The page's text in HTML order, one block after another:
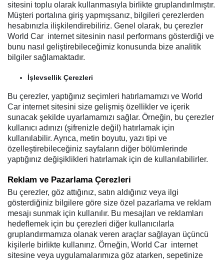
sitesini toplu olarak kullanmasıyla birlikte gruplandırılmıştır.
Müşteri portalına giriş yapmışsanız, bilgileri çerezlerden
hesabınızla ilişkilendirebiliriz. Genel olarak, bu çerezler
World Car internet sitesinin nasıl performans gösterdiği ve
bunu nasıl geliştirebileceğimiz konusunda bize analitik
bilgiler sağlamaktadır.
İşlevsellik Çerezleri
Bu çerezler, yaptığınız seçimleri hatırlamamızı ve World
Car internet sitesini size gelişmiş özellikler ve içerik
sunacak şekilde uyarlamamızı sağlar. Örneğin, bu çerezler
kullanıcı adınızı (şifrenizle değil) hatırlamak için
kullanılabilir. Ayrıca, metin boyutu, yazı tipi ve
özelleştirebileceğiniz sayfaların diğer bölümlerinde
yaptığınız değişiklikleri hatırlamak için de kullanılabilirler.
Reklam ve Pazarlama Çerezleri
Bu çerezler, göz attığınız, satın aldığınız veya ilgi
gösterdiğiniz bilgilere göre size özel pazarlama ve reklam
mesajı sunmak için kullanılır. Bu mesajları ve reklamları
hedeflemek için bu çerezleri diğer kullanıcılarla
gruplandırmamıza olanak veren araçlar sağlayan üçüncü
kişilerle birlikte kullanırız. Örneğin, World Car internet
sitesine veya uygulamalarımıza göz atarken, sepetinize